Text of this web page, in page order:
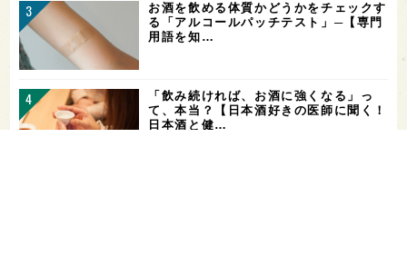
お酒を飲める体質かどうかをチェックす
る「アルコールパッチテスト」─【専門
用語を知…
「飲み続ければ、お酒に強くなる」っ
て、本当？【日本酒好きの医師に聞く！
日本酒と健…